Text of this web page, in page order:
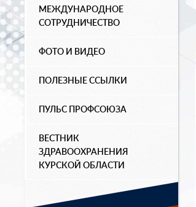
МЕЖДУНАРОДНОЕ
СОТРУДНИЧЕСТВО
ФОТО И ВИДЕО
ПОЛЕЗНЫЕ ССЫЛКИ
ПУЛЬС ПРОФСОЮЗА
ВЕСТНИК
ЗДРАВООХРАНЕНИЯ
КУРСКОЙ ОБЛАСТИ